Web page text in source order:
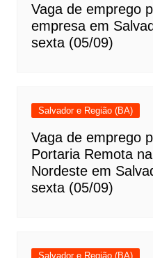
Vaga de emprego
empresa em
sexta (05/09)
Salvador e Região (BA)
Vaga de emprego
Portaria Remota
Nordeste em
sexta (05/09)
Salvador e Região (BA)